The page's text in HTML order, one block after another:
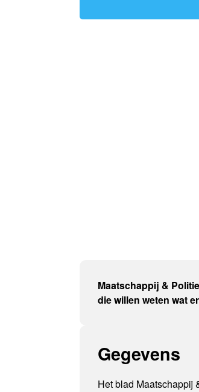
Maatschappij &
die willen weten wat
Gegevens
Het blad Maatschappij